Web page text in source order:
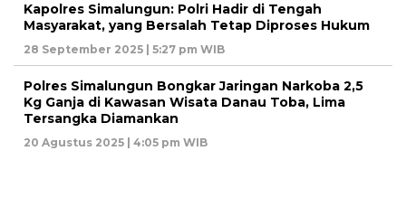
Kapolres Simalungun: Polri Hadir di Tengah
Masyarakat, yang Bersalah Tetap Diproses Hukum
28 September 2025 | 5:27 pm WIB
Polres Simalungun Bongkar Jaringan Narkoba 2,5
Kg Ganja di Kawasan Wisata Danau Toba, Lima
Tersangka Diamankan
20 Agustus 2025 | 4:05 pm WIB